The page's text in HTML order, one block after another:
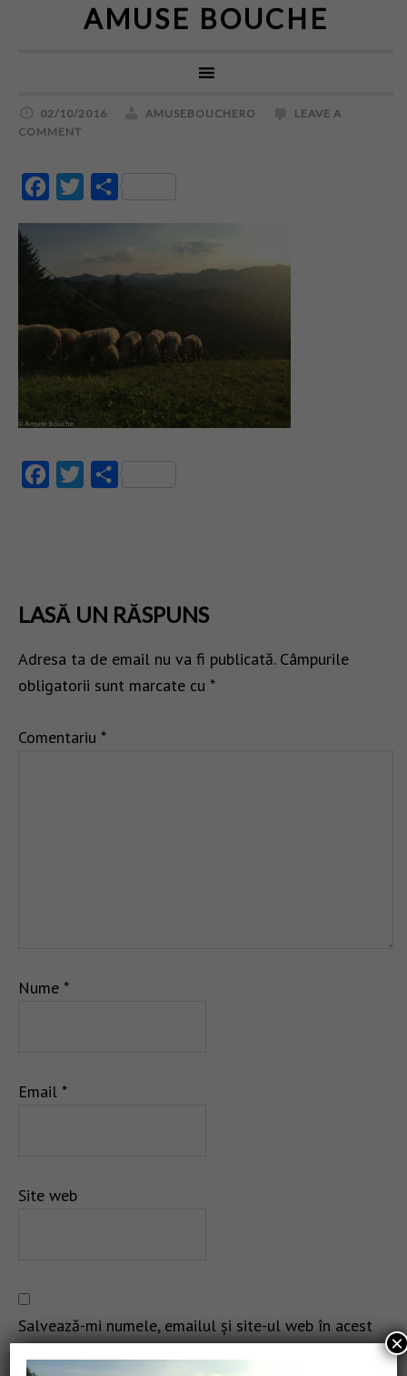
AMUSE BOUCHE
02/10/2016 AMUSEBOUCHERO
LEAVE A
COMMENT
FacebookTwitter
FacebookTwitter
LASĂ UN RĂSPUNS
Adresa ta de email nu va fi publicată. Câmpurile
obligatorii sunt marcate cu *
Comentariu *
Nume *
Email *
Site web
Salvează-mi numele, emailul și site-ul web în acest
×